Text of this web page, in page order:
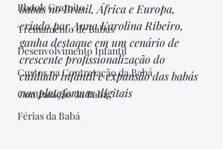
Ebook Gratuito
Treinamento de Babás
Desenvolvimento Infantil
Custos na Contratação da Babá
Contratação da Babá
Férias da Babá
babás no Brasil, África e Europa,
criado por Anna Karolina Ribeiro,
ganha destaque em um cenário de
crescente profissionalização do
cuidado infantil e expansão das babás
nas plataformas digitais